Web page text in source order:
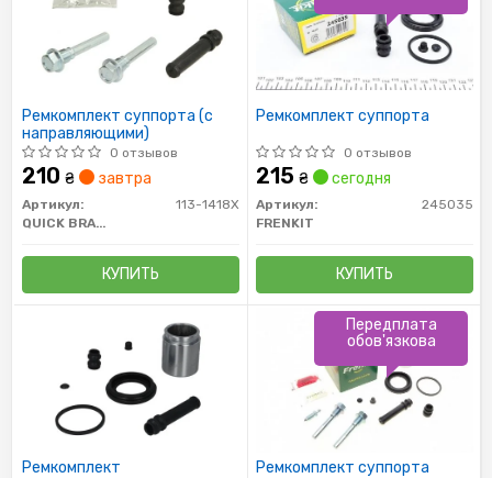
Ремкомплект суппорта (с
направляющими)
0 отзывов
210 ₴ завтра
Артикул:
113-1418X
QUICK BRAKE
КУПИТЬ
Ремкомплект суппорта
0 отзывов
215 ₴ сегодня
Артикул:
245035
FRENKIT
КУПИТЬ
Ремкомплект Ремкомплект суппорта
Передплата
обов'язкова